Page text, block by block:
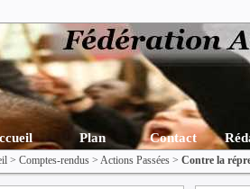
Plan Contact
>Comptes-rendus >Actions Passées >Contre la